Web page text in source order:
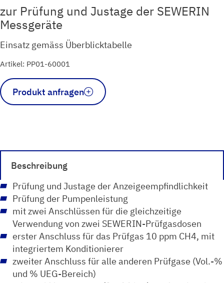
zur Prüfung und Justage der SEWERIN
Messgeräte
Einsatz gemäss Überblicktabelle
Artikel: PP01-60001
Prüfeinrichtung
SPE
DUO
Produkt anfragen
Beschreibung
Prüfung und Justage der Anzeigeempfindlichkeit
Prüfung der Pumpenleistung
mit zwei Anschlüssen für die gleichzeitige
Verwendung von zwei SEWERIN-Prüfgasdosen
erster Anschluss für das Prüfgas 10 ppm CH4, mit
integriertem Konditionierer
zweiter Anschluss für alle anderen Prüfgase (Vol.-%
und % UEG-Bereich)